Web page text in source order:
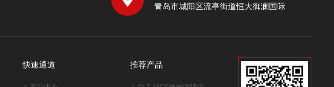
青岛市城阳区流亭街道恒大御澜国际
快速通道 推荐产品